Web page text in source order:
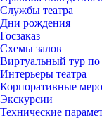
Службы театра
Дни рождения
Госзаказ
Схемы залов
Виртуальный тур по
Интерьеры театра
Корпоративные
Экскурсии
Технические